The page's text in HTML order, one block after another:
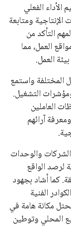
الفعلي
ومتابعة
التأكد من
العمل، مما
العمل.
المختلفة واستمع
التشغيل.
العاملين
آرائهم
الشركات والوحدات
لرصد الواقع
كما أشاد بجهود
الفنية
مكانة هامة في
المحلي وتوطين